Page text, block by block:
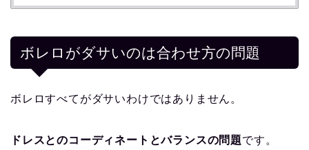
ボレロがダサいのは合わせ方の問題
ボレロすべてがダサいわけではありません。
ドレスとのコーディネートとバランスの問題です。